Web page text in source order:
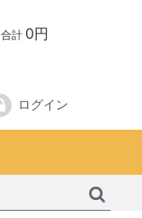
合計 0円
ログイン